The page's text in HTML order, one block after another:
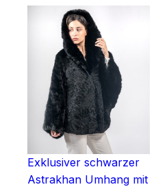
Exklusiver schwarzer
Astrakhan Umhang mit